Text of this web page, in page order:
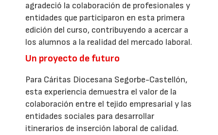
agradeció la colaboración de profesionales y
entidades que participaron en esta primera
edición del curso, contribuyendo a acercar a
los alumnos a la realidad del mercado laboral.
Un proyecto de futuro
Para Cáritas Diocesana Segorbe-Castellón,
esta experiencia demuestra el valor de la
colaboración entre el tejido empresarial y las
entidades sociales para desarrollar
itinerarios de inserción laboral de calidad.